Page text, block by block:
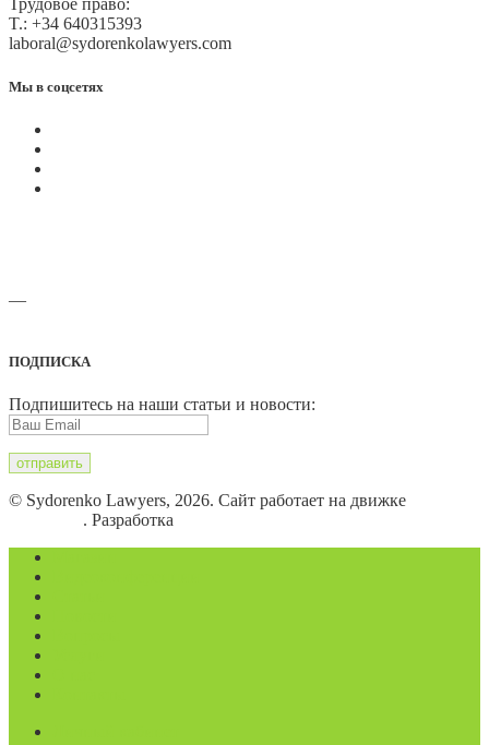
Трудовое право:
T.: +34 640315393
laboral@sydorenkolawyers.com
Мы в соцсетях
—
ПОДПИСКА
Подпишитесь на наши статьи и новости:
© Sydorenko Lawyers, 2026. Сайт работает на движке
. Разработка